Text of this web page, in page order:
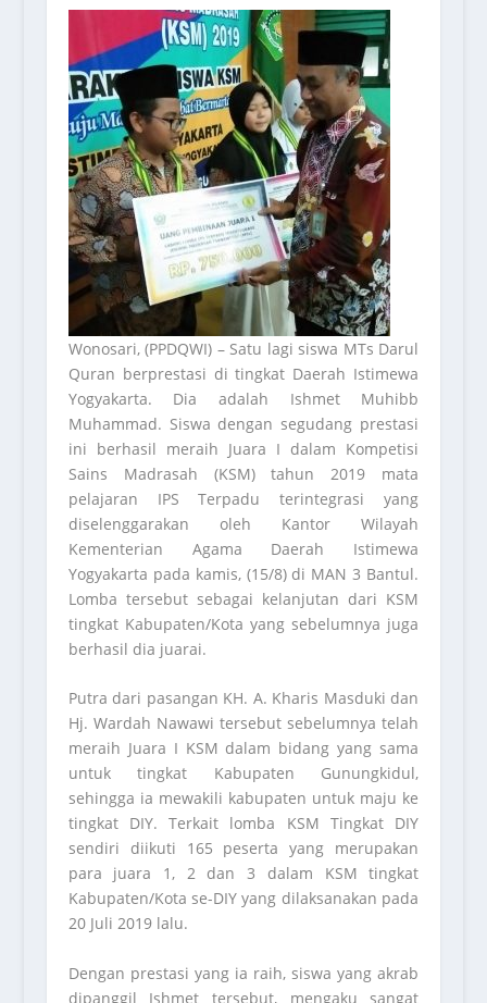
Wonosari, (PPDQWI) – Satu lagi siswa MTs Darul
Quran berprestasi di tingkat Daerah Istimewa
Yogyakarta. Dia adalah Ishmet Muhibb
Muhammad. Siswa dengan segudang prestasi
ini berhasil meraih Juara I dalam Kompetisi
Sains Madrasah (KSM) tahun 2019 mata
pelajaran IPS Terpadu terintegrasi yang
diselenggarakan oleh Kantor Wilayah
Kementerian Agama Daerah Istimewa
Yogyakarta pada kamis, (15/8) di MAN 3 Bantul.
Lomba tersebut sebagai kelanjutan dari KSM
tingkat Kabupaten/Kota yang sebelumnya juga
berhasil dia juarai.
Putra dari pasangan KH. A. Kharis Masduki dan
Hj. Wardah Nawawi tersebut sebelumnya telah
meraih Juara I KSM dalam bidang yang sama
untuk tingkat Kabupaten Gunungkidul,
sehingga ia mewakili kabupaten untuk maju ke
tingkat DIY. Terkait lomba KSM Tingkat DIY
sendiri diikuti 165 peserta yang merupakan
para juara 1, 2 dan 3 dalam KSM tingkat
Kabupaten/Kota se-DIY yang dilaksanakan pada
20 Juli 2019 lalu.
Dengan prestasi yang ia raih, siswa yang akrab
dipanggil Ishmet tersebut, mengaku sangat